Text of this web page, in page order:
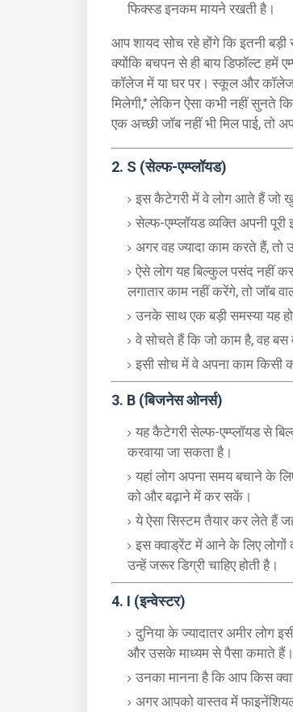
फिक्स्ड इनकम मायने रखती है।
आप शायद सोच रहे होंगे कि इतनी
क्योंकि बचपन से ही बाय डिफॉल्ट हमें
कॉलेज में या घर पर। स्कूल और कॉलेज
मिलेगी," लेकिन ऐसा कभी नहीं सुनते कि
एक अच्छी जॉब नहीं भी मिल पाई,
2. S (सेल्फ-एम्प्लॉयड)
इस कैटेगरी में वे लोग आते हैं जो
सेल्फ-एम्प्लॉयड व्यक्ति अपनी
अगर वह ज्यादा काम करते हैं, तो
ऐसे लोग यह बिल्कुल पसंद नहीं
लगातार काम नहीं करेंगे, तो जॉब
उनके साथ एक बड़ी समस्या यह
वे सोचते हैं कि जो काम है, वह
इसी सोच में वे अपना काम किसी
3. B (बिजनेस ओनर्स)
यह कैटेगरी सेल्फ-एम्प्लॉयड से
करवाया जा सकता है।
यहां लोग अपना समय बचाने के
को और बढ़ाने में कर सकें।
ये ऐसा सिस्टम तैयार कर लेते हैं
इस क्वाड्रेंट में आने के लिए लोगों
उन्हें जरूर डिग्री चाहिए होती है।
4. I (इन्वेस्टर)
दुनिया के ज्यादातर अमीर लोग
और उसके माध्यम से पैसा कमाते हैं।
उनका मानना है कि आप किस
अगर आपको वास्तव में